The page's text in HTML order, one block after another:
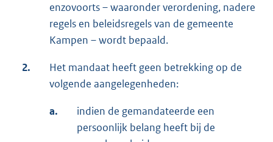
enzovoorts – waaronder verordening, nadere
regels en beleidsregels van de gemeente
Kampen – wordt bepaald.
2.
Het mandaat heeft geen betrekking op de
volgende aangelegenheden:
a.
indien de gemandateerde een
persoonlijk belang heeft bij de